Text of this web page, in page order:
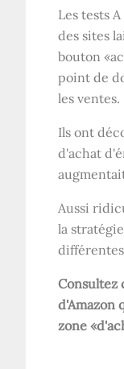
Les tests
des sites
bouton
point de
les ventes.
Ils ont
d'achat
Aussi
la
Consultez
d'Amazon
zone